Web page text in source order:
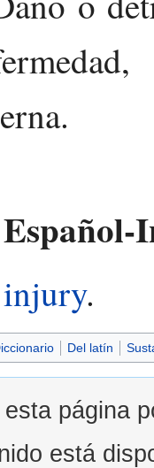
Español-
injury.
Del latín
página
está